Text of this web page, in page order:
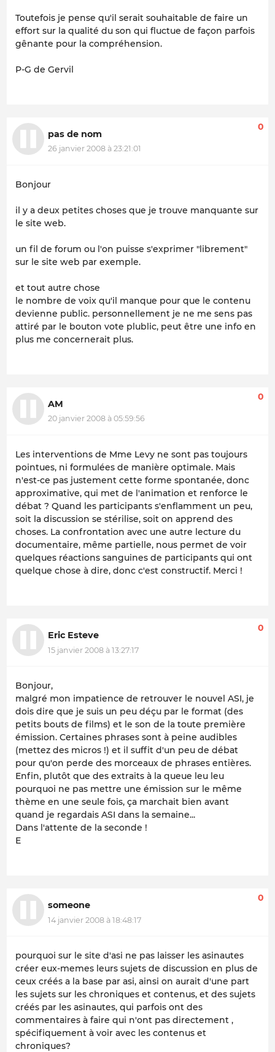
Toutefois je pense qu'il serait souhaitable de faire un
effort sur la qualité du son qui fluctue de façon parfois
gênante pour la compréhension.
P-G de Gervil
pas de nom
26 janvier 2008 à 23:21:01
0
Bonjour
il y a deux petites choses que je trouve manquante sur
le site web.
un fil de forum ou l'on puisse s'exprimer "librement"
sur le site web par exemple.
et tout autre chose
le nombre de voix qu'il manque pour que le contenu
devienne public. personnellement je ne me sens pas
attiré par le bouton vote plublic, peut être une info en
plus me concernerait plus.
AM
20 janvier 2008 à 05:59:56
0
Les interventions de Mme Levy ne sont pas toujours
pointues, ni formulées de manière optimale. Mais
n'est-ce pas justement cette forme spontanée, donc
approximative, qui met de l'animation et renforce le
débat ? Quand les participants s'enflamment un peu,
soit la discussion se stérilise, soit on apprend des
choses. La confrontation avec une autre lecture du
documentaire, même partielle, nous permet de voir
quelques réactions sanguines de participants qui ont
quelque chose à dire, donc c'est constructif. Merci !
Eric Esteve
15 janvier 2008 à 13:27:17
0
Bonjour,
malgré mon impatience de retrouver le nouvel ASI, je
dois dire que je suis un peu déçu par le format (des
petits bouts de films) et le son de la toute première
émission. Certaines phrases sont à peine audibles
(mettez des micros !) et il suffit d'un peu de débat
pour qu'on perde des morceaux de phrases entières.
Enfin, plutôt que des extraits à la queue leu leu
pourquoi ne pas mettre une émission sur le même
thème en une seule fois, ça marchait bien avant
quand je regardais ASI dans la semaine...
Dans l'attente de la seconde !
E
someone
14 janvier 2008 à 18:48:17
0
pourquoi sur le site d'asi ne pas laisser les asinautes
créer eux-memes leurs sujets de discussion en plus de
ceux créés a la base par asi, ainsi on aurait d'une part
les sujets sur les chroniques et contenus, et des sujets
créés par les asinautes, qui parfois ont des
commentaires à faire qui n'ont pas directement ,
spécifiquement à voir avec les contenus et
chroniques?